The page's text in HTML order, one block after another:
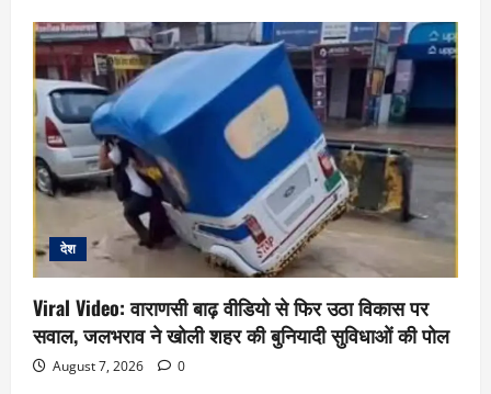
देश
Viral Video: वाराणसी बाढ़ वीडियो से फिर उठा विकास पर
सवाल, जलभराव ने खोली शहर की बुनियादी सुविधाओं की पोल
August 7, 2026 0